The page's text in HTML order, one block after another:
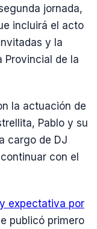
jornada,
incluirá el acto
y la
Provincial de la
la actuación de
Pablo y su
cargo de DJ
con el
expectativa por
publicó primero